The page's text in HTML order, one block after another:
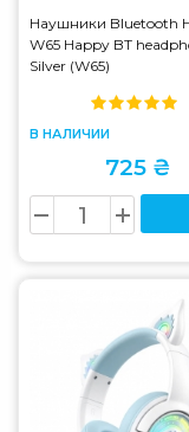
Наушники Bluetooth
W65 Happy BT
Silver (W65)
В НАЛИЧИИ
725 ₴